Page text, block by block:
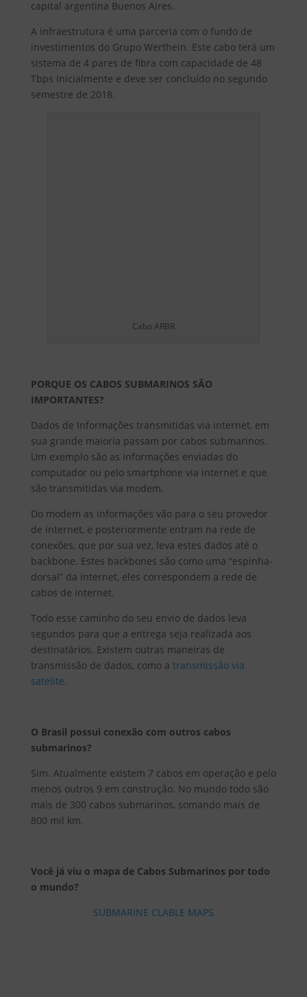
capital argentina Buenos Aires.
A infraestrutura é uma parceria com o fundo de
investimentos do Grupo Werthein. Este cabo terá um
sistema de 4 pares de fibra com capacidade de 48
Tbps inicialmente e deve ser concluído no segundo
semestre de 2018.
Cabo ARBR
PORQUE OS CABOS SUBMARINOS SÃO
IMPORTANTES?
Dados de Informações transmitidas via internet, em
sua grande maioria passam por cabos submarinos.
Um exemplo são as informações enviadas do
computador ou pelo smartphone via internet e que
são transmitidas via modem.
Do modem as informações vão para o seu provedor
de internet, e posteriormente entram na rede de
conexões, que por sua vez, leva estes dados até o
backbone. Estes backbones são como uma “espinha-
dorsal” da internet, eles correspondem a rede de
cabos de internet.
Todo esse caminho do seu envio de dados leva
segundos para que a entrega seja realizada aos
destinatários. Existem outras maneiras de
transmissão de dados, como a transmissão via
satélite.
O Brasil possui conexão com outros cabos
submarinos?
Sim. Atualmente existem 7 cabos em operação e pelo
menos outros 9 em construção. No mundo todo são
mais de 300 cabos submarinos, somando mais de
800 mil km.
Você já viu o mapa de Cabos Submarinos por todo
o mundo?
SUBMARINE CLABLE MAPS